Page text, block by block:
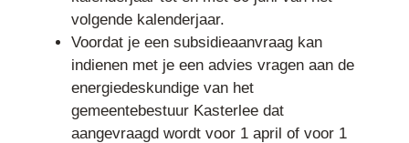
volgende kalenderjaar.
Voordat je een subsidieaanvraag kan
indienen met je een advies vragen aan de
energiedeskundige van het
gemeentebestuur Kasterlee dat
aangevraagd wordt voor 1 april of voor 1